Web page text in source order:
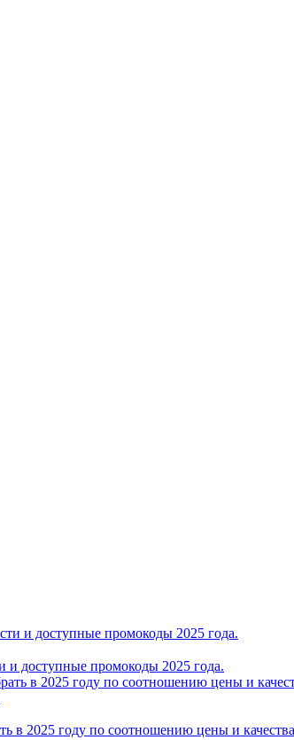
доступные промокоды 2025 года.
в 2025 году по соотношению цены и